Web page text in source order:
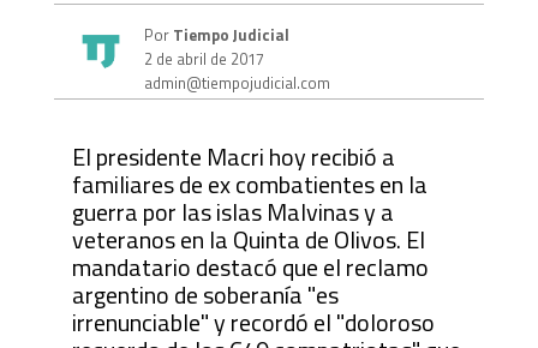
PorTiempo Judicial
2 de abril de 2017
admin@tiempojudicial.com
El presidente Macri hoy recibió a
familiares de ex combatientes en la
guerra por las islas Malvinas y a
veteranos en la Quinta de Olivos. El
mandatario destacó que el reclamo
argentino de soberanía "es
irrenunciable" y recordó el "doloroso